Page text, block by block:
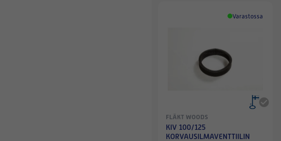
Varastossa
FLÄKT WOODS
KIV 100/125
KORVAUSILMAVENTTIILIN